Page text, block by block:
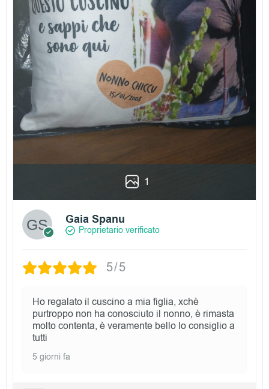
1
Gaia Spanu
Proprietario verificato
5/5
Ho regalato il cuscino a mia figlia, xchè
purtroppo non ha conosciuto il nonno, è rimasta
molto contenta, è veramente bello lo consiglio a
tutti
5 giorni fa